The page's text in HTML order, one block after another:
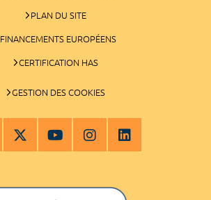
PLAN DU SITE
FINANCEMENTS EUROPÉENS
CERTIFICATION HAS
GESTION DES COOKIES